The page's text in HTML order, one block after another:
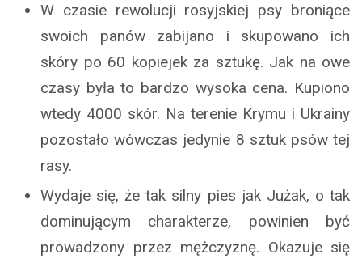
W czasie rewolucji rosyjskiej psy broniące
swoich panów zabijano i skupowano ich
skóry po 60 kopiejek za sztukę. Jak na owe
czasy była to bardzo wysoka cena. Kupiono
wtedy 4000 skór. Na terenie Krymu i Ukrainy
pozostało wówczas jedynie 8 sztuk psów tej
rasy.
Wydaje się, że tak silny pies jak Jużak, o tak
dominującym charakterze, powinien być
prowadzony przez mężczyznę. Okazuje się